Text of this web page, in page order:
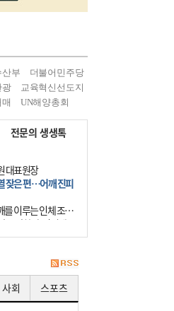
산부
더불어민주당
광
교육혁신선도지
UN해양총회
전문의 생생톡
대표원장
잦은 편…어깨 진피
를 이루는 인체 조직
을 말한다. 여기에
근개 증후군, 어깨
사회 스포츠